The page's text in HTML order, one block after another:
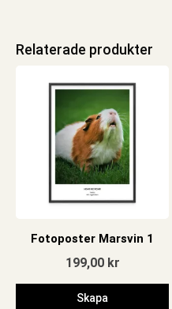
Relaterade produkter
Fotoposter Marsvin 1
199,00 kr
Skapa